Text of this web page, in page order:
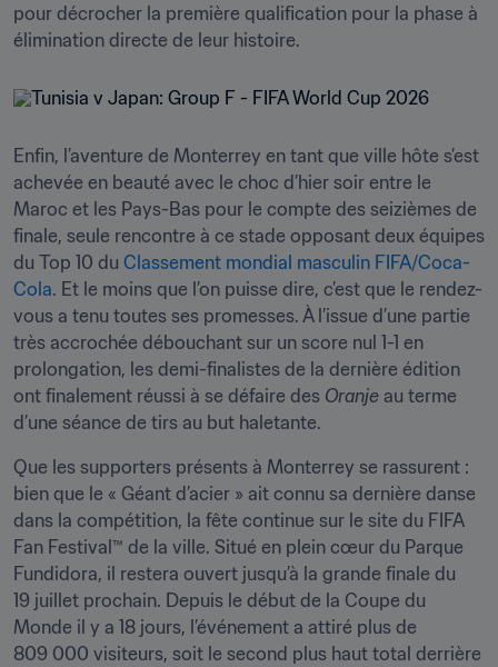
pour décrocher la première qualification pour la phase à
élimination directe de leur histoire.
Enfin, l’aventure de Monterrey en tant que ville hôte s’est
achevée en beauté avec le choc d’hier soir entre le
Maroc et les Pays-Bas pour le compte des seizièmes de
finale, seule rencontre à ce stade opposant deux équipes
du Top 10 du Classement mondial masculin FIFA/Coca-
Cola. Et le moins que l’on puisse dire, c’est que le rendez-
vous a tenu toutes ses promesses. À l’issue d’une partie
très accrochée débouchant sur un score nul 1-1 en
prolongation, les demi-finalistes de la dernière édition
ont finalement réussi à se défaire des Oranje au terme
d’une séance de tirs au but haletante.
Que les supporters présents à Monterrey se rassurent :
bien que le « Géant d’acier » ait connu sa dernière danse
dans la compétition, la fête continue sur le site du FIFA
Fan Festival™ de la ville. Situé en plein cœur du Parque
Fundidora, il restera ouvert jusqu’à la grande finale du
19 juillet prochain. Depuis le début de la Coupe du
Monde il y a 18 jours, l’événement a attiré plus de
809 000 visiteurs, soit le second plus haut total derrière